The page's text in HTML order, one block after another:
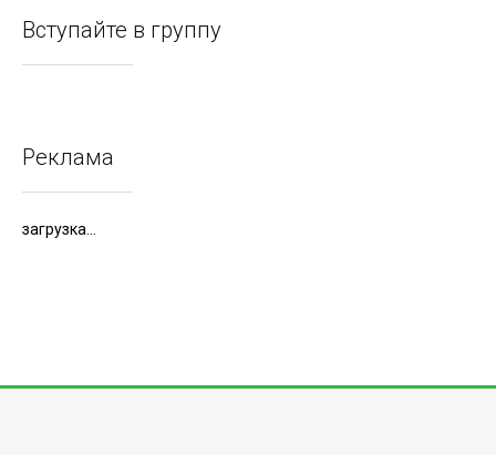
Вступайте в группу
Реклама
загрузка...